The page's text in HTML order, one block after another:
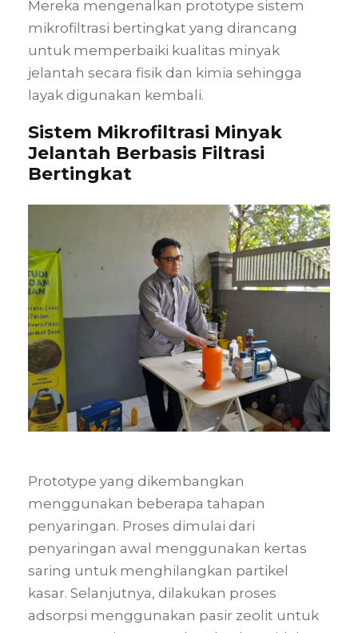
Mereka mengenalkan prototype sistem
mikrofiltrasi bertingkat yang dirancang
untuk memperbaiki kualitas minyak
jelantah secara fisik dan kimia sehingga
layak digunakan kembali.
Sistem Mikrofiltrasi Minyak
Jelantah Berbasis Filtrasi
Bertingkat
Prototype yang dikembangkan
menggunakan beberapa tahapan
penyaringan. Proses dimulai dari
penyaringan awal menggunakan kertas
saring untuk menghilangkan partikel
kasar. Selanjutnya, dilakukan proses
adsorpsi menggunakan pasir zeolit untuk